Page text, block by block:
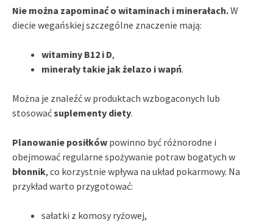
Nie można zapominać o witaminach i minerałach.W
diecie wegańskiej szczególne znaczenie mają:
witaminy B12 i D,
minerały takie jak żelazo i wapń.
Można je znaleźć w produktach wzbogaconych lub
stosowaćsuplementy diety.
Planowanie posiłków powinno być różnorodne i
obejmować regularne spożywanie potraw bogatych w
błonnik, co korzystnie wpływa na układ pokarmowy. Na
przykład warto przygotować:
sałatki z komosy ryżowej,